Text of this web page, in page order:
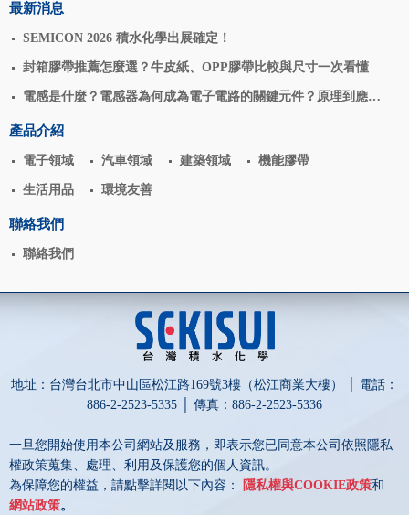
最新消息
SEMICON 2026 積水化學出展確定！
封箱膠帶推薦怎麼選？牛皮紙、OPP膠帶比較與尺寸一次看懂
電感是什麼？電感器為何成為電子電路的關鍵元件？原理到應用
產品介紹
電子領域 汽車領域 建築領域 機能膠帶
生活用品 環境友善
聯絡我們
聯絡我們
地址：台灣台北市中山區松江路169號3樓（松江商業大樓） │ 電話：
886-2-2523-5335 │ 傳真：886-2-2523-5336
一旦您開始使用本公司網站及服務，即表示您已同意本公司依照隱私
權政策蒐集、處理、利用及保護您的個人資訊。
為保障您的權益，請點擊詳閱以下內容：
隱私權與COOKIE政策和
網站政策。